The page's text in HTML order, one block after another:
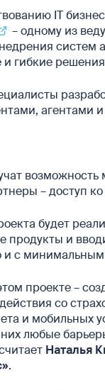
IT
– одному из
систем
гибкие
агентами
– доступ
будет
продукты и
с
проекте –
со
и мобильных
любые
Наталья
.